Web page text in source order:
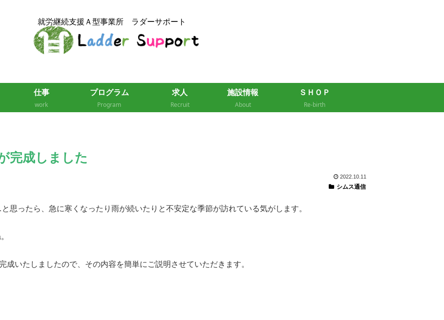
仕事
work
プログラム
Program
求人
Recruit
施設情報
About
ＳＨＯＰ
Re-birth
完成しました
2022.10.11
シムス通信
ったら、急に寒くなったり雨が続いたりと不安定な季節が訪れている気がします。
成いたしましたので、その内容を簡単にご説明させていただきます。